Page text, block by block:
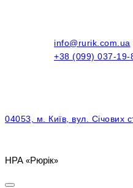
info@rurik.com.ua
+38 (099) 037-19-
04053, м. Київ, вул. Січових
НРА «Рюрік»